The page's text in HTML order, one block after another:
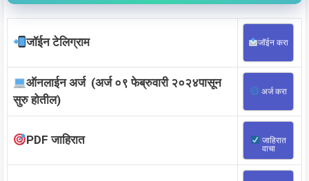
जॉईन टेलिग्राम जॉईन करा
ऑनलाईन अर्ज (अर्ज ०९ फेब्रुवारी २०२४पासून
सुरु होतील)
अर्ज करा
PDF जाहिरात
जाहिरात
वाचा